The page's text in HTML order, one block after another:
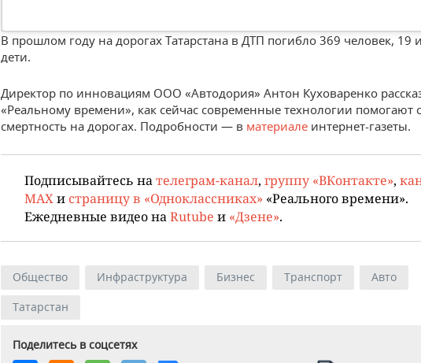
В прошлом году на дорогах Татарстана в ДТП погибло 369 человек, 19
дети.
Директор по инновациям ООО «Автодория» Антон Куховаренко
«Реальному времени», как сейчас современные технологии помогают
смертность на дорогах. Подробности — в материале интернет-газеты.
Подписывайтесь на телеграм-канал, группу «ВКонтакте»,
MAX и страницу в «Одноклассниках» «Реального времени».
Ежедневные видео на Rutube и «Дзене».
Общество Инфраструктура Бизнес Транспорт
Авто
Татарстан
Поделитесь в соцсетях